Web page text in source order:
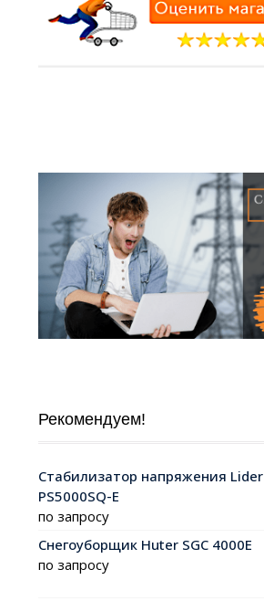
Рекомендуем!
Стабилизатор напряжения Lider
PS5000SQ-E
по запросу
Снегоуборщик Huter SGC 4000E
по запросу